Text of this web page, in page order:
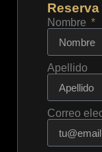
Nombre
Apellido
Correo